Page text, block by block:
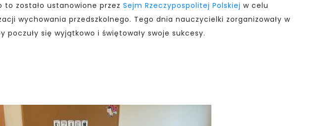
to zostało ustanowione przez Sejm Rzeczypospolitej Polskiej w celu
wychowania przedszkolnego. Tego dnia nauczycielki zorganizowały w
się wyjątkowo i świętowały swoje sukcesy.